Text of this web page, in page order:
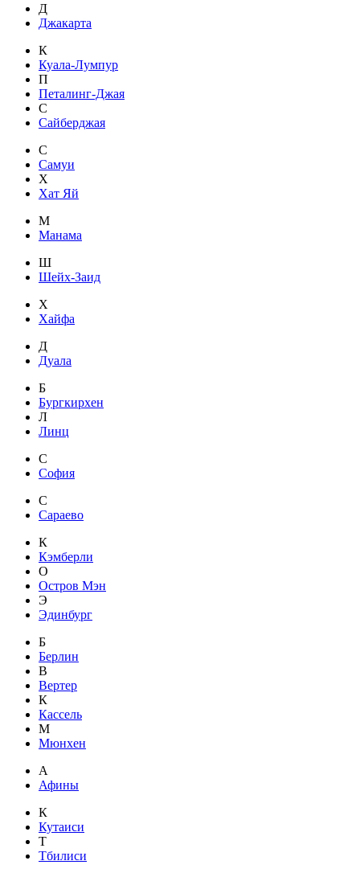
Д
Джакарта
К
Куала-Лумпур
П
Петалинг-Джая
С
Сайберджая
С
Самуи
Х
Хат Яй
М
Манама
Ш
Шейх-Заид
Х
Хайфа
Д
Дуала
Б
Бургкирхен
Л
Линц
С
София
С
Сараево
К
Кэмберли
О
Остров Мэн
Э
Эдинбург
Б
Берлин
В
Вертер
К
Кассель
М
Мюнхен
А
Афины
К
Кутаиси
Т
Тбилиси